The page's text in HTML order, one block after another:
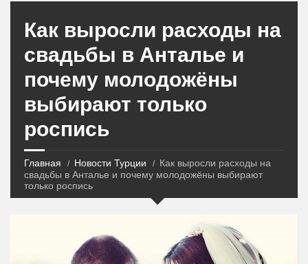
Как выросли расходы на
свадьбы в Анталье и
почему молодожёны
выбирают только
роспись
Главная Новости Турции
Как выросли расходы на
свадьбы в Анталье и почему молодожёны выбирают
только роспись